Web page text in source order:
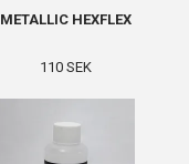
METALLIC HEXFLEX
110 SEK